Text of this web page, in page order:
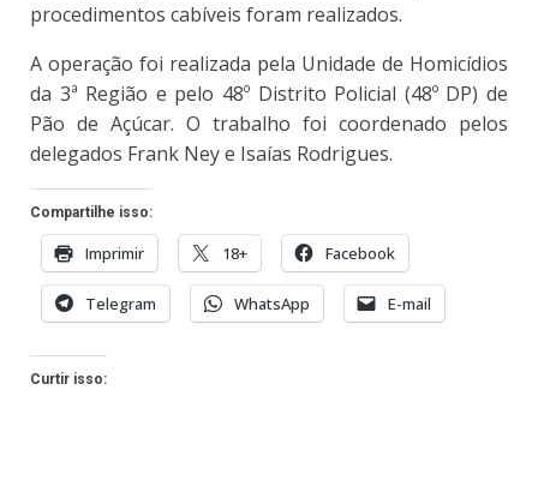
procedimentos cabíveis foram realizados.
A operação foi realizada pela Unidade de Homicídios
da 3ª Região e pelo 48º Distrito Policial (48º DP) de
Pão de Açúcar. O trabalho foi coordenado pelos
delegados Frank Ney e Isaías Rodrigues.
Compartilhe isso:
Imprimir 18+ Facebook
Telegram WhatsApp E-mail
Curtir isso: